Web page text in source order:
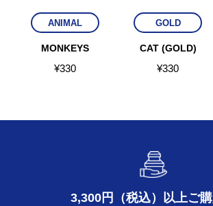
ANIMAL
MONKEYS
¥330
GOLD
CAT (GOLD)
¥330
3,300円（税込）以上ご